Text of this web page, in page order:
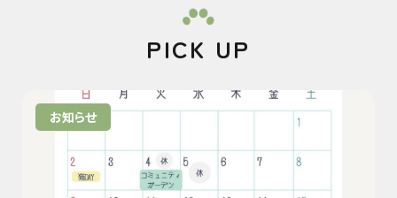
PICK UP
お知らせ